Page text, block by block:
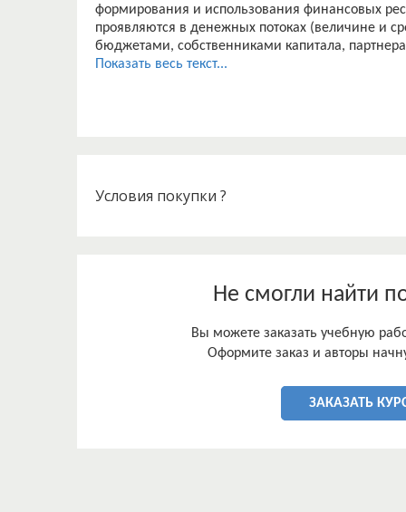
формирования и использования финансовых
проявляются в денежных потоках (величине и
бюджетами, собственниками капитала,
Актуальность выбранной темы заключается в
формирования годовой бухгалтерской
Для достижения поставленной цели,
Курсовая работа состоит из введения, двух
Показать весь текст...
Условия покупки ?
Не смогли найти
Вы можете заказать учебную
Оформите заказ и авторы
ЗАКАЗАТЬ